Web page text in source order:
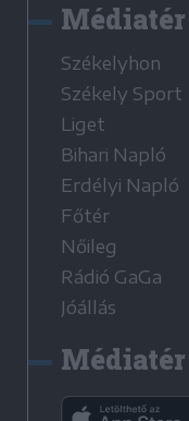
Médiatér
Székelyhon
Székely Sport
Liget
Bihari Napló
Erdélyi Napló
Főtér
Nőileg
Rádió GaGa
Jóállás